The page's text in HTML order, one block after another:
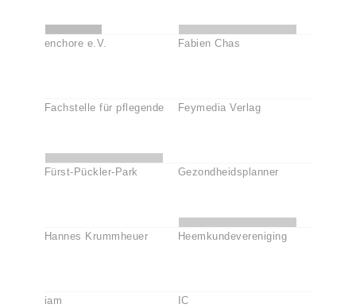
enchore e.V. Fabien Chas
Fachstelle für pflegende Feymedia Verlag
Fürst-Pückler-Park Gezondheidsplanner
Hannes Krummheuer Heemkundevereniging
iam IC